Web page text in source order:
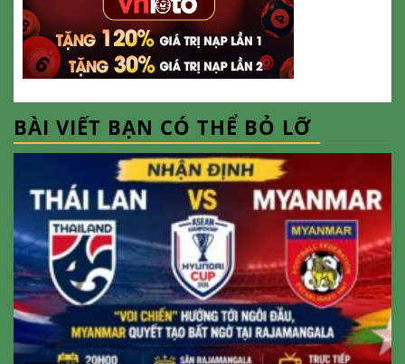
BÀI VIẾT BẠN CÓ THỂ BỎ LỠ